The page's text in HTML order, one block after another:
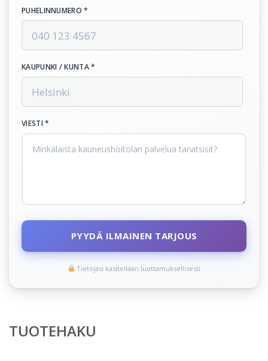
PUHELINNUMERO *
KAUPUNKI / KUNTA *
VIESTI *
PYYDÄ ILMAINEN TARJOUS
Tietojasi käsitellään luottamuksellisesti
TUOTEHAKU